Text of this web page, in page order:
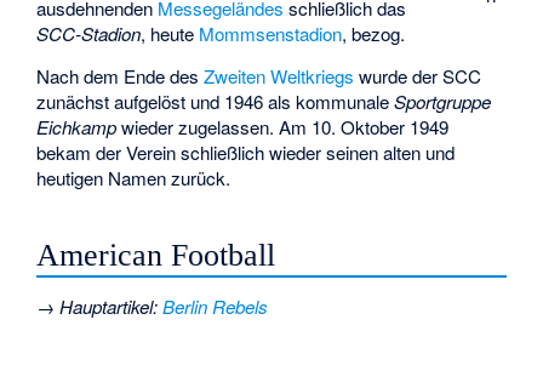
ausdehnenden Messegeländes schließlich das
SCC-Stadion, heute Mommsenstadion, bezog.
Nach dem Ende desZweiten Weltkriegs wurde der SCC
zunächst aufgelöst und 1946 als kommunaleSportgruppe
Eichkampwieder zugelassen. Am 10. Oktober 1949
bekam der Verein schließlich wieder seinen alten und
heutigen Namen zurück.
American Football
→Hauptartikel:Berlin Rebels